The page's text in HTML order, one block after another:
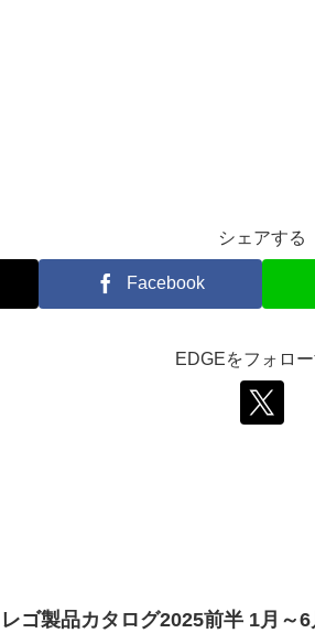
シェアする
Facebook
EDGEをフォロ
レゴ製品カタログ2025前半 1月～